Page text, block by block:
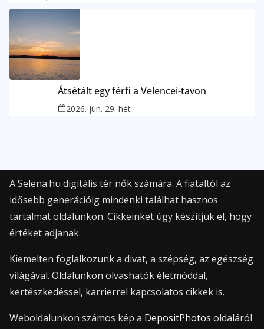
Átsétált egy férfi a Velencei-tavon
2026. jún. 29. hét
A Selena.hu digitális tér nők számára. A fiataltól az
idősebb generációig mindenki találhat hasznos
tartalmat oldalunkon. Cikkeinket úgy készítjük el, hogy
értéket adjanak.
Kiemelten foglalkozunk a divat, a szépség, az egészség
világával. Oldalunkon olvashatók életmóddal,
kertészkedéssel, karrierrel kapcsolatos cikkek is.
Weboldalunkon számos kép a DepositPhotos oldaláról